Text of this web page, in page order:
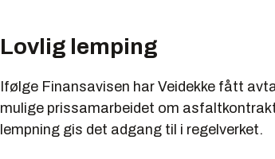
Lovlig lemping
Ifølge Finansavisen har Veidekke fått
mulige prissamarbeidet om
lempning gis det adgang til i regelverket.